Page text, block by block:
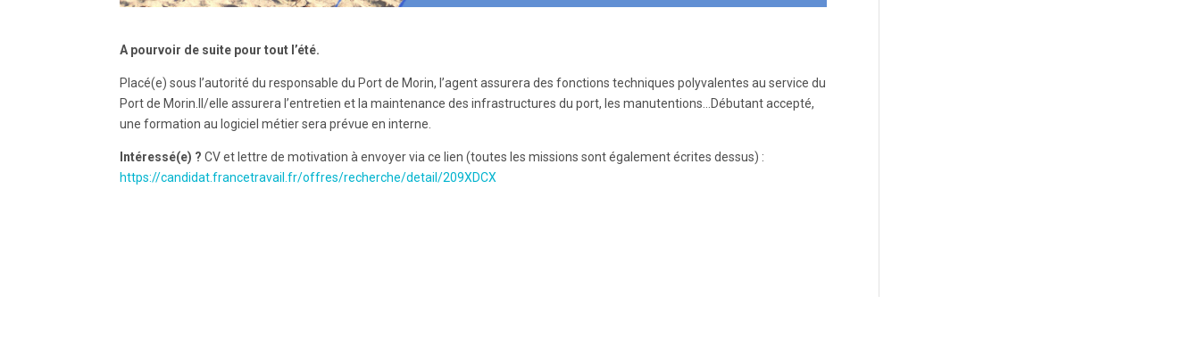
A pourvoir de suite pour tout l’été.
Placé(e) sous l’autorité du responsable du Port de Morin, l’agent assurera des fonctions techniques polyvalentes au service du
Port de Morin.Il/elle assurera l’entretien et la maintenance des infrastructures du port, les manutentions…Débutant accepté,
une formation au logiciel métier sera prévue en interne.
Intéressé(e) ? CV et lettre de motivation à envoyer via ce lien (toutes les missions sont également écrites dessus) :
https://candidat.francetravail.fr/offres/recherche/detail/209XDCX